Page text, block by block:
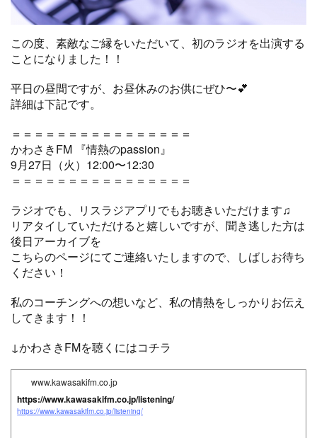
この度、素敵なご縁をいただいて、初のラジオを出演する
ことになりました！！
平日の昼間ですが、お昼休みのお供にぜひ〜💕
詳細は下記です。
＝＝＝＝＝＝＝＝＝＝＝＝＝＝＝＝
かわさきFM 『情熱のpassion』
9月27日（火）12:00〜12:30
＝＝＝＝＝＝＝＝＝＝＝＝＝＝＝＝
ラジオでも、リスラジアプリでもお聴きいただけます♫
リアタイしていただけると嬉しいですが、聞き逃した方は
後日アーカイブを
こちらのページにてご連絡いたしますので、しばしお待ち
ください！
私のコーチングへの想いなど、私の情熱をしっかりお伝え
してきます！！
↓かわさきFMを聴くにはコチラ
www.kawasakifm.co.jp
https://www.kawasakifm.co.jp/listening/
https://www.kawasakifm.co.jp/listening/